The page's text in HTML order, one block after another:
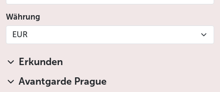
Währung
EUR
Erkunden
Avantgarde Prague